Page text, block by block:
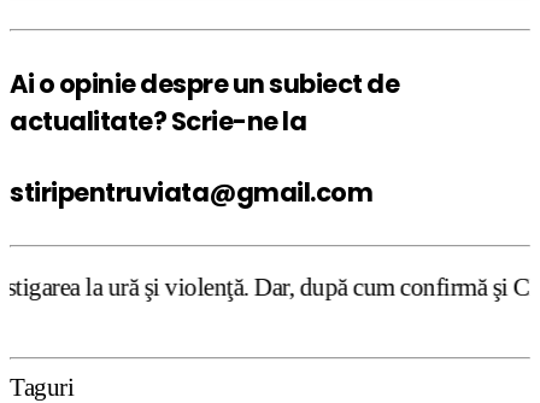
Ai o opinie despre un subiect de
actualitate? Scrie-ne la
stiripentruviata@gmail.com
violenţă. Dar, după cum confirmă şi CEDO în
Taguri